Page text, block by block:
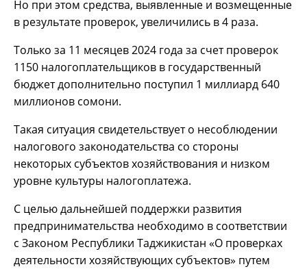
Но при этом средства, выявленные и возмещенные
в результате проверок, увеличились в 4 раза.
Только за 11 месяцев 2024 года за счет проверок
1150 налогоплательщиков в государственный
бюджет дополнительно поступил 1 миллиард 640
миллионов сомони.
Такая ситуация свидетельствует о несоблюдении
налогового законодательства со стороны
некоторых субъектов хозяйствования и низком
уровне культуры налогоплатежа.
С целью дальнейшей поддержки развития
предпринимательства необходимо в соответствии
с Законом Республики Таджикистан «О проверках
деятельности хозяйствующих субъектов» путем